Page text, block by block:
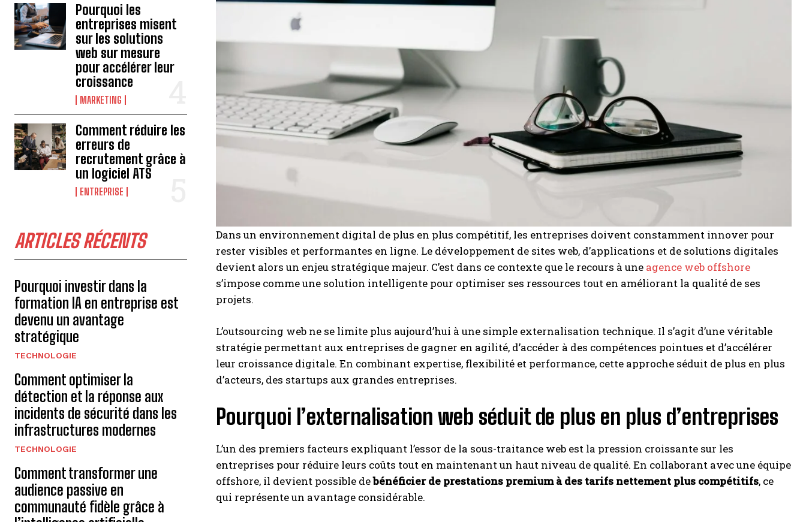
Pourquoi les
entreprises misent
sur les solutions
web sur mesure
pour accélérer leur
croissance
MARKETING
Comment réduire les
erreurs de
recrutement grâce à
un logiciel ATS
ENTREPRISE
ARTICLES RÉCENTS
Pourquoi investir dans la
formation IA en entreprise est
devenu un avantage
stratégique
TECHNOLOGIE
Comment optimiser la
détection et la réponse aux
incidents de sécurité dans les
infrastructures modernes
TECHNOLOGIE
Comment transformer une
audience passive en
communauté fidèle grâce à
Dans un environnement digital de plus en plus compétitif, les entreprises doivent constamment innover pour
rester visibles et performantes en ligne. Le développement de sites web, d’applications et de solutions digitales
devient alors un enjeu stratégique majeur. C’est dans ce contexte que le recours à une agence web offshore
s’impose comme une solution intelligente pour optimiser ses ressources tout en améliorant la qualité de ses
projets.
L’outsourcing web ne se limite plus aujourd’hui à une simple externalisation technique. Il s’agit d’une véritable
stratégie permettant aux entreprises de gagner en agilité, d’accéder à des compétences pointues et d’accélérer
leur croissance digitale. En combinant expertise, flexibilité et performance, cette approche séduit de plus en plus
d’acteurs, des startups aux grandes entreprises.
Pourquoi l’externalisation web séduit de plus en plus d’entreprises
L’un des premiers facteurs expliquant l’essor de la sous-traitance web est la pression croissante sur les
entreprises pour réduire leurs coûts tout en maintenant un haut niveau de qualité. En collaborant avec une équipe
offshore, il devient possible debénéficier de prestations premium à des tarifs nettement plus compétitifs, ce
qui représente un avantage considérable.